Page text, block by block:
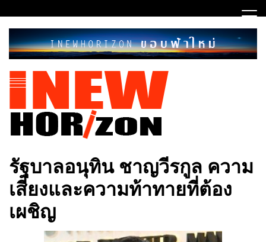
to
content
INEWHORIZON
รัฐบาลอนุทิน ชาญวีรกูล ความ
เสี่ยงและความท้าทายที่ต้อง
เผชิญ